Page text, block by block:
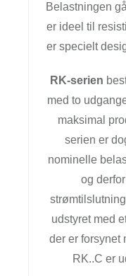
Belastningen
er ideel til
er specielt
RK-serien
med to
maksimal
serien er
nominelle
og
udstyret med
der er forsynet
RK..C er